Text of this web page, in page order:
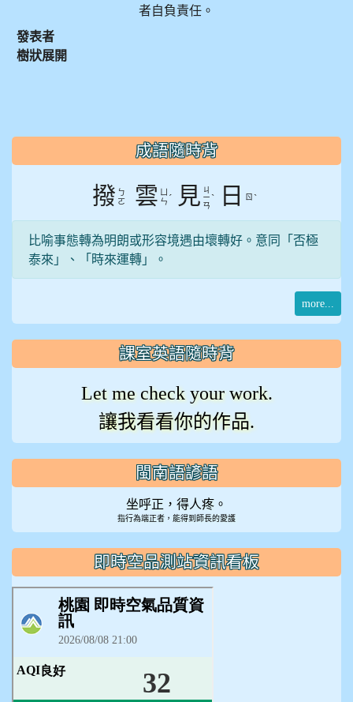
者自負責任。
發表者
樹狀展開
::: 成語隨時背
撥 ㄅ
ㄛ
雲 ㄣ ˊ 見 ㄐ
ㄧ
ㄢ
ˋ 日 ㄖ ˋ
比喻事態轉為明朗或形容境遇由壞轉好。意同「否極
泰來」、「時來運轉」。
more...
課室英語隨時背
Let me check your work.
讓我看看你的作品.
閩南語諺語
坐呼正，得人疼。
指行為端正者，能得到師長的愛護
即時空品測站資訊看板